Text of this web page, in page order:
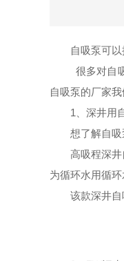
自吸泵可
很多对自
自吸泵的厂家
1、 深井用
想了解自
高吸程深
为循环水用循
该款深井